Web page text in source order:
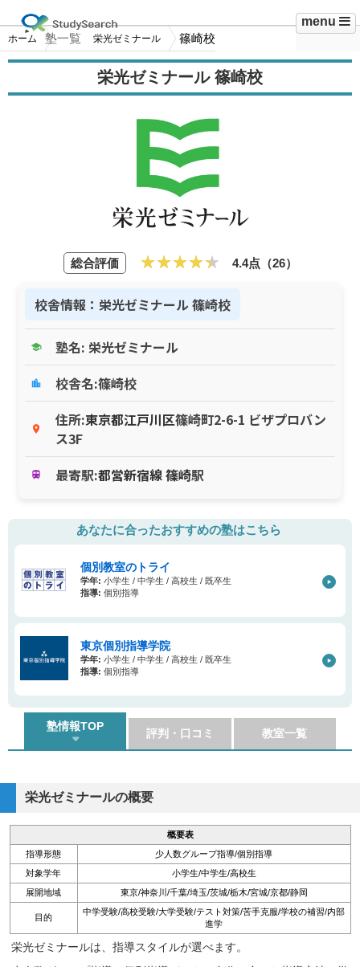
menu
ホーム 塾一覧 栄光ゼミナール 篠崎校
栄光ゼミナール 篠崎校
総合評価 4.4点（26）
校舎情報：栄光ゼミナール 篠崎校
school 塾名: 栄光ゼミナール
location_city 校舎名:篠崎校
place 住所:東京都江戸川区篠崎町2-6-1 ビザプロバン
ス3F
train 最寄駅:都営新宿線篠崎駅
あなたに合ったおすすめの塾はこちら
個別教室のトライ
学年: 小学生 / 中学生 / 高校生 / 既卒生
指導: 個別指導
東京個別指導学院
学年: 小学生 / 中学生 / 高校生 / 既卒生
指導: 個別指導
塾情報TOP
評判・口コミ 教室一覧
栄光ゼミナールの概要
概要表
指導形態
少人数グループ指導/個別指導
対象学年
小学生/中学生/高校生
展開地域
東京/神奈川/千葉/埼玉/茨城/栃木/宮城/京都/静岡
目的
中学受験/高校受験/大学受験/テスト対策/苦手克服/学校の補習/内部
進学
栄光ゼミナールは、指導スタイルが選べます。